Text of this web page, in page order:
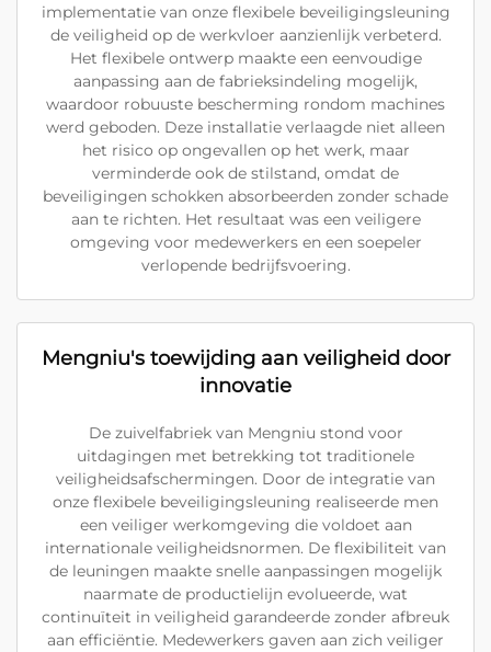
implementatie van onze flexibele beveiligingsleuning
de veiligheid op de werkvloer aanzienlijk verbeterd.
Het flexibele ontwerp maakte een eenvoudige
aanpassing aan de fabrieksindeling mogelijk,
waardoor robuuste bescherming rondom machines
werd geboden. Deze installatie verlaagde niet alleen
het risico op ongevallen op het werk, maar
verminderde ook de stilstand, omdat de
beveiligingen schokken absorbeerden zonder schade
aan te richten. Het resultaat was een veiligere
omgeving voor medewerkers en een soepeler
verlopende bedrijfsvoering.
Mengniu's toewijding aan veiligheid door
innovatie
De zuivelfabriek van Mengniu stond voor
uitdagingen met betrekking tot traditionele
veiligheidsafschermingen. Door de integratie van
onze flexibele beveiligingsleuning realiseerde men
een veiliger werkomgeving die voldoet aan
internationale veiligheidsnormen. De flexibiliteit van
de leuningen maakte snelle aanpassingen mogelijk
naarmate de productielijn evolueerde, wat
continuïteit in veiligheid garandeerde zonder afbreuk
aan efficiëntie. Medewerkers gaven aan zich veiliger